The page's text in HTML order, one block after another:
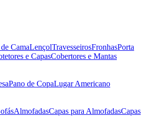
CamaLençolTravesseirosFronhasPorta
e CapasCobertores e Mantas
Pano de CopaLugar Americano
AlmofadasCapas para AlmofadasCapas